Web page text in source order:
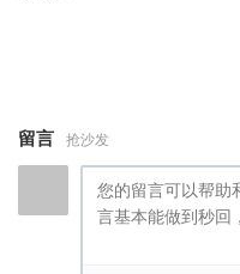
留言 抢沙发